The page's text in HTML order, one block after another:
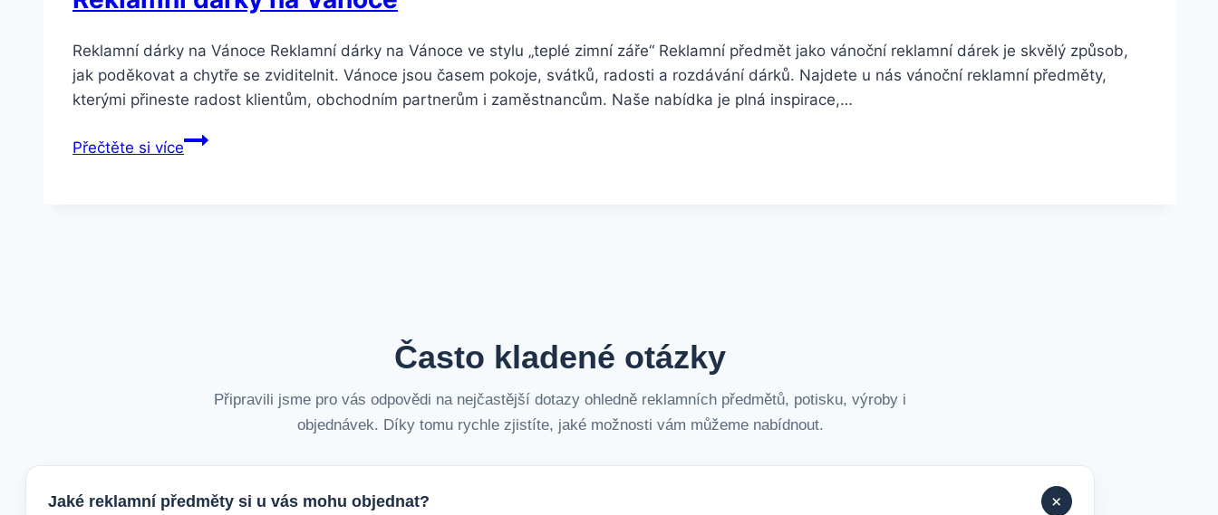
Reklamní dárky na Vánoce Reklamní dárky na Vánoce ve stylu „teplé zimní záře“ Reklamní předmět jako vánoční reklamní dárek je skvělý způsob,
jak poděkovat a chytře se zviditelnit. Vánoce jsou časem pokoje, svátků, radosti a rozdávání dárků. Najdete u nás vánoční reklamní předměty,
kterými přineste radost klientům, obchodním partnerům i zaměstnancům. Naše nabídka je plná inspirace,…
Přečtěte si více
Často kladené otázky
Připravili jsme pro vás odpovědi na nejčastější dotazy ohledně reklamních předmětů, potisku, výroby i
objednávek. Díky tomu rychle zjistíte, jaké možnosti vám můžeme nabídnout.
Jaké reklamní předměty si u vás mohu objednat? +